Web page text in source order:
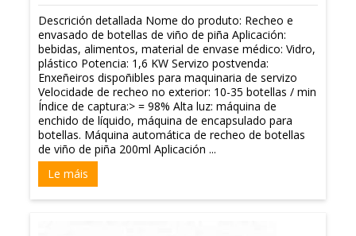
Descrición detallada Nome do produto: Recheo e
envasado de botellas de viño de piña Aplicación:
bebidas, alimentos, material de envase médico: Vidro,
plástico Potencia: 1,6 KW Servizo postvenda:
Enxeñeiros dispoñibles para maquinaria de servizo
Velocidade de recheo no exterior: 10-35 botellas / min
Índice de captura:> = 98% Alta luz: máquina de
enchido de líquido, máquina de encapsulado para
botellas. Máquina automática de recheo de botellas
de viño de piña 200ml Aplicación ...
Le máis